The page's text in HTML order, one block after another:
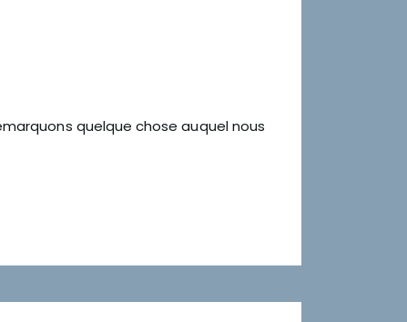
quelque chose auquel nous